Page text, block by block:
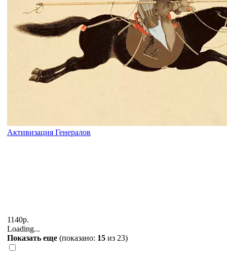
Активизация Генералов
1140р.
Loading...
Показать еще (показано: 15 из 23)